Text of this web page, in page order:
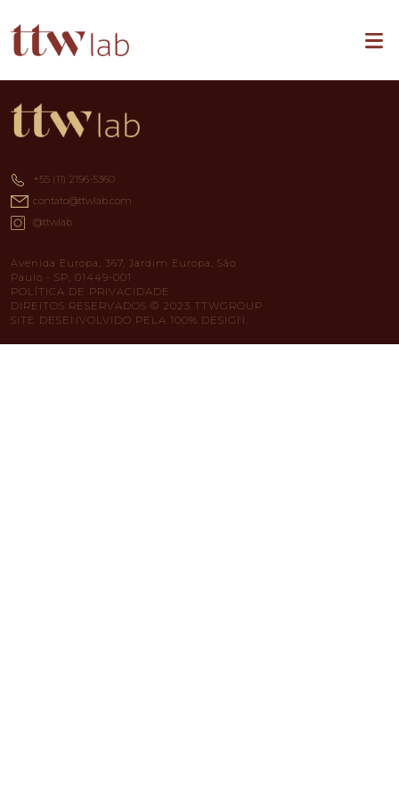
+55 (11) 2196-5360
contato@ttwlab.com
@ttwlab
POLÍTICA DE PRIVACIDADE
DIREITOS RESERVADOS © 2023 TTWGROUP
SITE DESENVOLVIDO PELA 100% DESIGN.
Avenida Europa, 367, Jardim Europa, São
Paulo - SP, 01449-001